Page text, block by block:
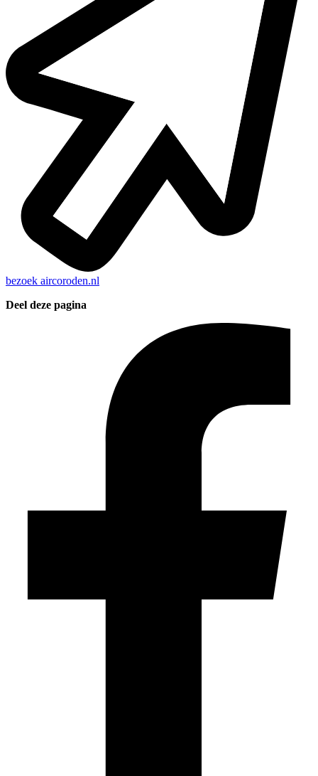
bezoek aircoroden.nl
Deel deze pagina